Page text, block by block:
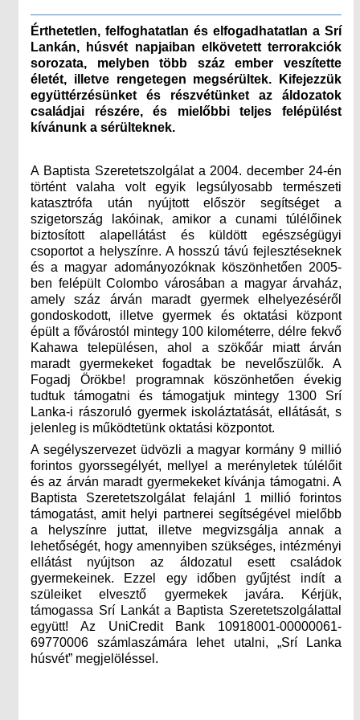
Érthetetlen, felfoghatatlan és elfogadhatatlan a Srí
Lankán, húsvét napjaiban elkövetett terrorakciók
sorozata, melyben több száz ember veszítette
életét, illetve rengetegen megsérültek. Kifejezzük
együttérzésünket és részvétünket az áldozatok
családjai részére, és mielőbbi teljes felépülést
kívánunk a sérülteknek.
A Baptista Szeretetszolgálat a 2004. december 24-én
történt valaha volt egyik legsúlyosabb természeti
katasztrófa után nyújtott először segítséget a
szigetország lakóinak, amikor a cunami túlélőinek
biztosított alapellátást és küldött egészségügyi
csoportot a helyszínre. A hosszú távú fejlesztéseknek
és a magyar adományozóknak köszönhetően 2005-
ben felépült Colombo városában a magyar árvaház,
amely száz árván maradt gyermek elhelyezéséről
gondoskodott, illetve gyermek és oktatási központ
épült a fővárostól mintegy 100 kilométerre, délre fekvő
Kahawa településen, ahol a szökőár miatt árván
maradt gyermekeket fogadtak be nevelőszülők. A
Fogadj Örökbe! programnak köszönhetően évekig
tudtuk támogatni és támogatjuk mintegy 1300 Srí
Lanka-i rászoruló gyermek iskoláztatását, ellátását, s
jelenleg is működtetünk oktatási központot.
A segélyszervezet üdvözli a magyar kormány 9 millió
forintos gyorssegélyét, mellyel a merényletek túlélőit
és az árván maradt gyermekeket kívánja támogatni. A
Baptista Szeretetszolgálat felajánl 1 millió forintos
támogatást, amit helyi partnerei segítségével mielőbb
a helyszínre juttat, illetve megvizsgálja annak a
lehetőségét, hogy amennyiben szükséges, intézményi
ellátást nyújtson az áldozatul esett családok
gyermekeinek. Ezzel egy időben gyűjtést indít a
szüleiket elvesztő gyermekek javára. Kérjük,
támogassa Srí Lankát a Baptista Szeretetszolgálattal
együtt! Az UniCredit Bank 10918001-00000061-
69770006 számlaszámára lehet utalni, „Srí Lanka
húsvét” megjelöléssel.